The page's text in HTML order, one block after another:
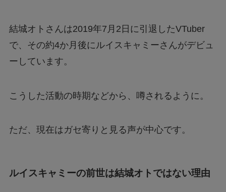
結城オトさんは2019年7月2日に引退したVTuber
で、その約4か月後にルイスキャミーさんがデビュ
ーしています。
こうした活動の時期などから、噂されるように。
ただ、現在はガセ寄りと見る声が中心です。
ルイスキャミーの前世は結城オトではない理由